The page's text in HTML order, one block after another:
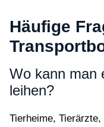
Häufige
Wo kann man
leihen?
Tierheime,